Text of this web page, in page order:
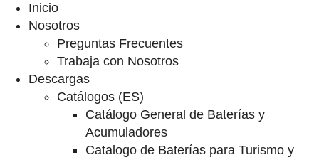
Inicio
Nosotros
Preguntas Frecuentes
Trabaja con Nosotros
Descargas
Catálogos (ES)
Catálogo General de Baterías y
Acumuladores
Catalogo de Baterías para Turismo y